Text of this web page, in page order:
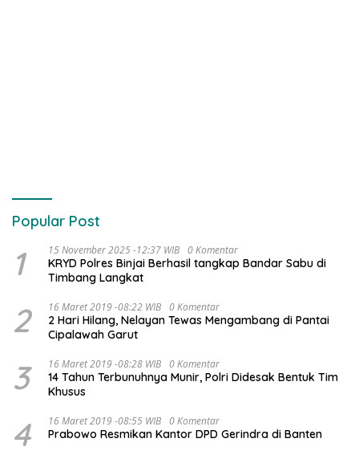
Popular Post
1 15 November 2025 -12:37 WIB 0 Komentar
KRYD Polres Binjai Berhasil tangkap Bandar Sabu di
Timbang Langkat
2 16 Maret 2019 -08:22 WIB 0 Komentar
2 Hari Hilang, Nelayan Tewas Mengambang di Pantai
Cipalawah Garut
3 16 Maret 2019 -08:28 WIB 0 Komentar
14 Tahun Terbunuhnya Munir, Polri Didesak Bentuk Tim
Khusus
4 16 Maret 2019 -08:55 WIB 0 Komentar
Prabowo Resmikan Kantor DPD Gerindra di Banten